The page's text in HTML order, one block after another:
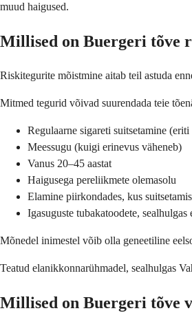
muud haigused.
Millised on Buergeri tõve
Riskitegurite mõistmine aitab teil astuda
Mitmed tegurid võivad suurendada teie
Regulaarne sigareti suitsetamine
Meessugu (kuigi erinevus väheneb)
Vanus 20–45 aastat
Haigusega pereliikmete olemasolu
Elamine piirkondades, kus
Igasuguste tubakatoodete, sealhulgas
Mõnedel inimestel võib olla geneetiline
Teatud elanikkonnarühmadel, sealhulgas
Millised on Buergeri tõve